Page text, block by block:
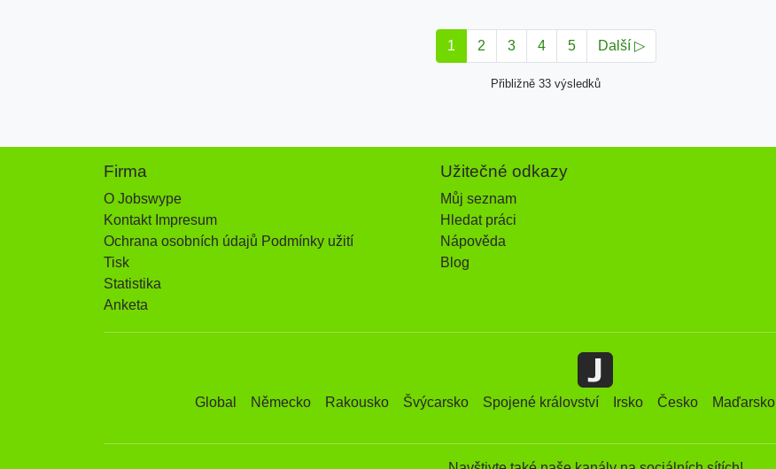
1 2 3 4 5 Další ▷
Přibližně 33 výsledků
Firma
O Jobswype
Kontakt Impresum
Ochrana osobních údajů Podmínky užití
Tisk
Statistika
Anketa
Užitečné odkazy
Můj seznam
Hledat práci
Nápověda
Blog
Global Německo Rakousko Švýcarsko Spojené království Irsko Česko Maďarsko